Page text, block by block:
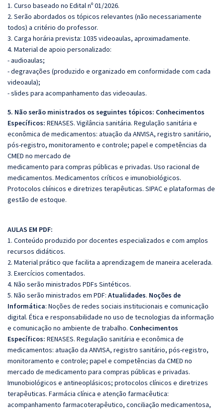
1. Curso baseado no Edital nº 01/2026.
2. Serão abordados os tópicos relevantes (não necessariamente
todos) a critério do professor.
3. Carga horária prevista: 1035 videoaulas, aproximadamente.
4. Material de apoio personalizado:
- audioaulas;
- degravações (produzido e organizado em conformidade com cada
videoaula);
- slides para acompanhamento das videoaulas.
5. Não serão ministrados os seguintes tópicos: Conhecimentos
Específicos: RENASES. Vigilância sanitária. Regulação sanitária e
econômica de medicamentos: atuação da ANVISA, registro sanitário,
pós-registro, monitoramento e controle; papel e competências da
CMED no mercado de
medicamento para compras públicas e privadas. Uso racional de
medicamentos. Medicamentos críticos e imunobiológicos.
Protocolos clıínicos e diretrizes terapêuticas. SIPAC e plataformas de
gestão de estoque.
AULAS EM PDF:
1. Conteúdo produzido por docentes especializados e com amplos
recursos didáticos.
2. Material prático que facilita a aprendizagem de maneira acelerada.
3. Exercícios comentados.
4. Não serão ministrados PDFs Sintéticos.
5. Não serão ministrados em PDF: Atualidades. Noções de
Informática: Noções de redes sociais institucionais e comunicação
digital. Ética e responsabilidade no uso de tecnologias da informação
e comunicação no ambiente de trabalho. Conhecimentos
Específicos: RENASES. Regulação sanitária e econômica de
medicamentos: atuação da ANVISA, registro sanitário, pós-registro,
monitoramento e controle; papel e competências da CMED no
mercado de medicamento para compras públicas e privadas.
Imunobiológicos e antineoplásicos; protocolos clínicos e diretrizes
terapêuticas. Farmácia clínica e atenção farmacêutica:
acompanhamento farmacoterapêutico, conciliação medicamentosa,